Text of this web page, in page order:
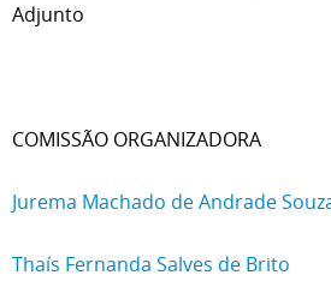
Adjunto
COMISSÃO ORGANIZADORA
Jurema Machado de Andrade
Thaís Fernanda Salves de Brito